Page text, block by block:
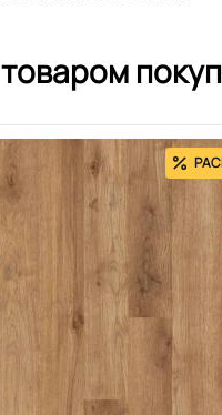
Покрытие
premium ПВХ с
Компакт ПВХ